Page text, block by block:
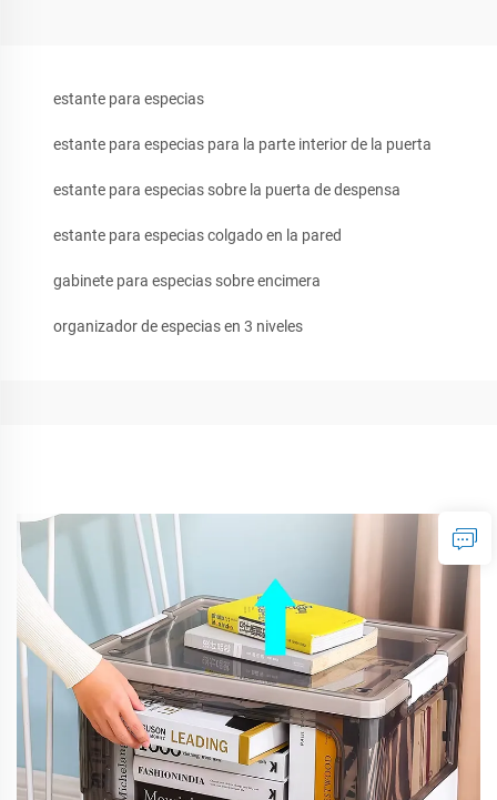
estante para especias
estante para especias para la parte interior de la puerta
estante para especias sobre la puerta de despensa
estante para especias colgado en la pared
gabinete para especias sobre encimera
organizador de especias en 3 niveles